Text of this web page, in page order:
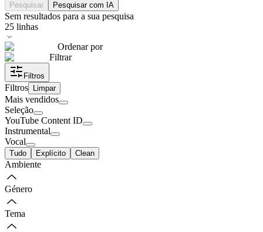
Pesquisar Pesquisar com IA
Sem resultados para a sua pesquisa
25 linhas
Ordenar por
Filtrar
Filtros
Filtros Limpar
Mais vendidos
Seleção
YouTube Content ID
Instrumental
Vocal
Tudo Explícito Clean
Ambiente
Género
Tema